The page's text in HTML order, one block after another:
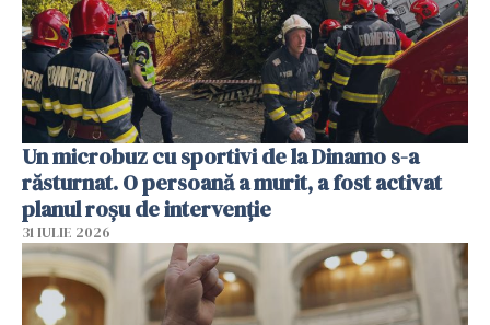
Un microbuz cu sportivi de la Dinamo s-a
răsturnat. O persoană a murit, a fost activat
planul roșu de intervenție
31 IULIE 2026